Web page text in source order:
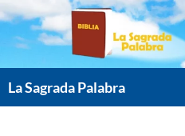
Saltar
contenido
La Sagrada Palabra